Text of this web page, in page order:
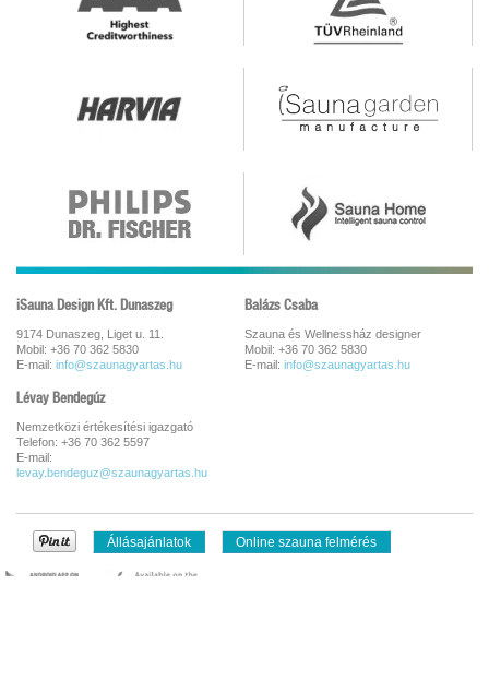
iSauna Design Kft. Dunaszeg
9174 Dunaszeg, Liget u. 11.
Mobil: +36 70 362 5830
E-mail: info@szaunagyartas.hu
Balázs Csaba
Szauna és Wellnessház designer
Mobil: +36 70 362 5830
E-mail: info@szaunagyartas.hu
Lévay Bendegúz
Nemzetközi értékesítési igazgató
Telefon: +36 70 362 5597
E-mail:
levay.bendeguz@szaunagyartas.hu
Állásajánlatok Online szauna felmérés